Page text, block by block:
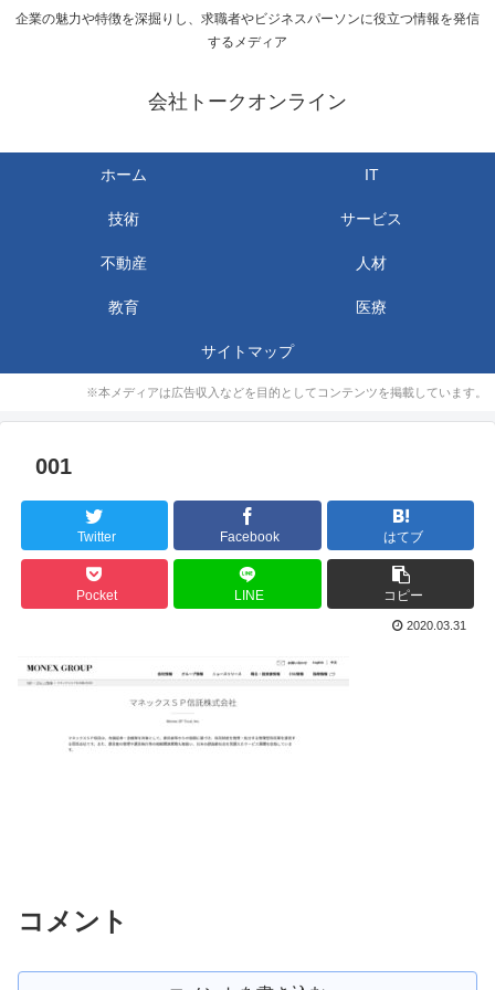
企業の魅力や特徴を深掘りし、求職者やビジネスパーソンに役立つ情報を発信
するメディア
会社トークオンライン
ホーム IT
技術 サービス
不動産 人材
教育 医療
サイトマップ
※本メディアは広告収入などを目的としてコンテンツを掲載しています。
001
Twitter Facebook はてブ
Pocket LINE コピー
2020.03.31
コメント